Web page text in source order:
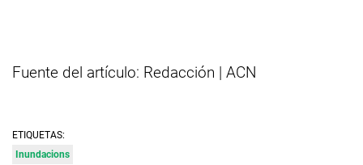
Fuente del artículo: Redacción | ACN
ETIQUETAS:
Inundacions